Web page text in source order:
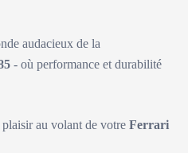
audacieux de la
- où performance et durabilité
au volant de votre Ferrari